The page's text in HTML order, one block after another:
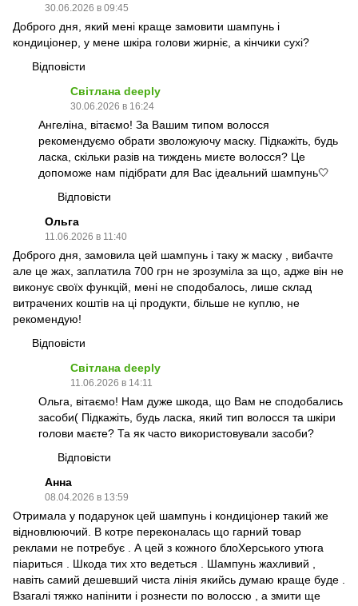
30.06.2026 в 09:45
Доброго дня, який мені краще замовити шампунь і
кондиціонер, у мене шкіра голови жирніє, а кінчики сухі?
Відповісти
Світлана deeply
30.06.2026 в 16:24
Ангеліна, вітаємо! За Вашим типом волосся
рекомендуємо обрати зволожуючу маску. Підкажіть, будь
ласка, скільки разів на тиждень миєте волосся? Це
допоможе нам підібрати для Вас ідеальний шампунь🤍
Відповісти
Ольга
11.06.2026 в 11:40
Доброго дня, замовила цей шампунь і таку ж маску , вибачте
але це жах, заплатила 700 грн не зрозуміла за що, адже він не
виконує своїх функцій, мені не сподобалось, лише склад
витрачених коштів на ці продукти, більше не куплю, не
рекомендую!
Відповісти
Світлана deeply
11.06.2026 в 14:11
Ольга, вітаємо! Нам дуже шкода, що Вам не сподобались
засоби( Підкажіть, будь ласка, який тип волосся та шкіри
голови маєте? Та як часто використовували засоби?
Відповісти
Анна
08.04.2026 в 13:59
Отримала у подарунок цей шампунь і кондиціонер такий же
відновлюючий. В котре переконалась що гарний товар
реклами не потребує . А цей з кожного блоХерського утюга
піариться . Шкода тих хто ведеться . Шампунь жахливий ,
навіть самий дешевший чиста лінія якийсь думаю краще буде .
Взагалі тяжко напінити і рознести по волоссю , а змити ще